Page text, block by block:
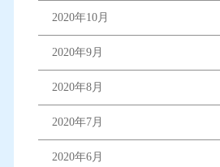
2020年10月
2020年9月
2020年8月
2020年7月
2020年6月